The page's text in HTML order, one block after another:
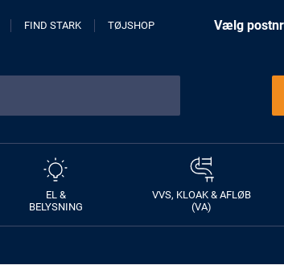
FIND STARK TØJSHOP Vælg
EL &
BELYSNING
VVS, KLOAK & AFLØB
(VA)